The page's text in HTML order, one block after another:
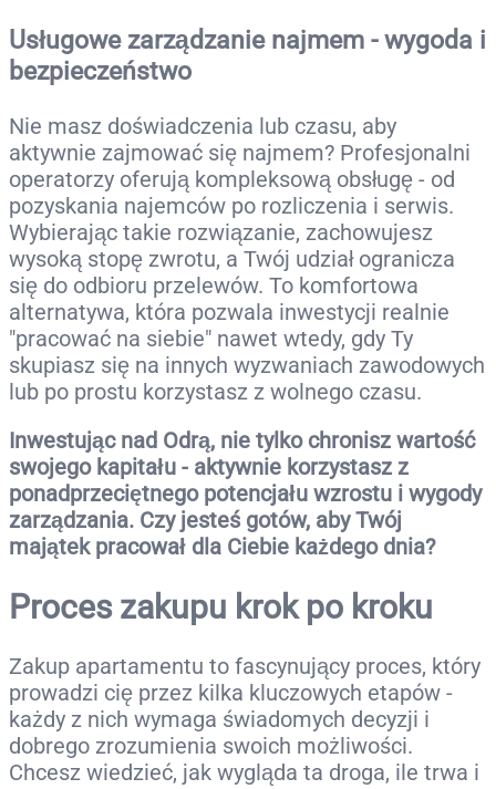
Usługowe zarządzanie najmem - wygoda i
bezpieczeństwo
Nie masz doświadczenia lub czasu, aby
aktywnie zajmować się najmem? Profesjonalni
operatorzy oferują kompleksową obsługę - od
pozyskania najemców po rozliczenia i serwis.
Wybierając takie rozwiązanie, zachowujesz
wysoką stopę zwrotu, a Twój udział ogranicza
się do odbioru przelewów. To komfortowa
alternatywa, która pozwala inwestycji realnie
"pracować na siebie" nawet wtedy, gdy Ty
skupiasz się na innych wyzwaniach zawodowych
lub po prostu korzystasz z wolnego czasu.
Inwestując nad Odrą, nie tylko chronisz wartość
swojego kapitału - aktywnie korzystasz z
ponadprzeciętnego potencjału wzrostu i wygody
zarządzania. Czy jesteś gotów, aby Twój
majątek pracował dla Ciebie każdego dnia?
Proces zakupu krok po kroku
Zakup apartamentu to fascynujący proces, który
prowadzi cię przez kilka kluczowych etapów -
każdy z nich wymaga świadomych decyzji i
dobrego zrozumienia swoich możliwości.
Chcesz wiedzieć, jak wygląda ta droga, ile trwa i